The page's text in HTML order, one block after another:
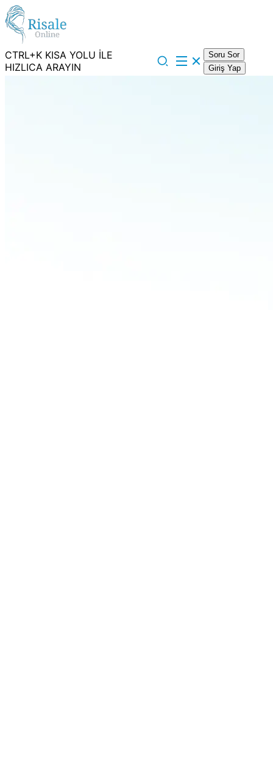
CTRL+K KISA YOLU İLE
HIZLICA ARAYIN
Soru Sor
Giriş Yap